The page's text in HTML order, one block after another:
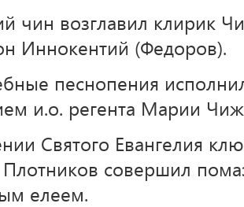
чин возглавил клирик
Иннокентий (Федоров).
песнопения
и.о. регента Марии
Святого Евангелия
совершил
елеем.